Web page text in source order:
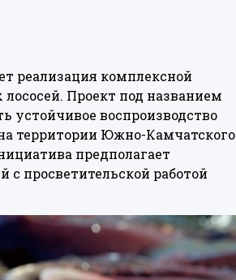
реализация комплексной
Проект под названием
устойчивое воспроизводство
территории Южно-Камчатского
предполагает
просветительской работой